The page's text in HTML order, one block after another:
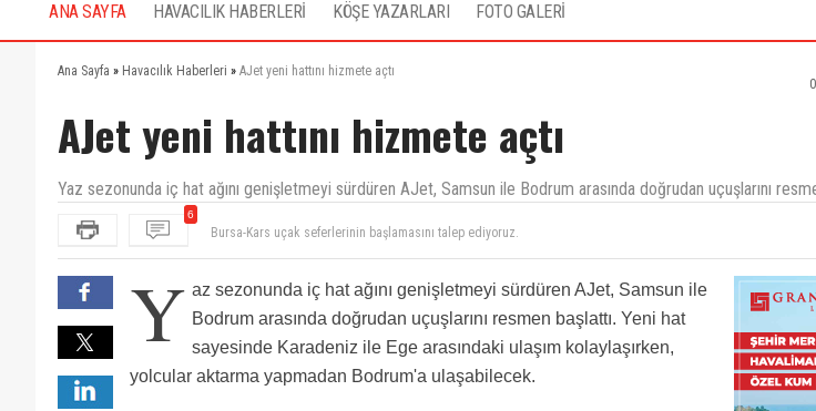
ANA SAYFA HAVACILIK HABERLERİ KÖŞE YAZARLARI FOTO GALERİ
Ana Sayfa » Havacılık Haberleri » AJet yeni hattını hizmete açtı
AJet yeni hattını hizmete açtı
Yaz sezonunda iç hat ağını genişletmeyi sürdüren AJet, Samsun ile Bodrum arasında doğrudan uçuşlarını
6
HERKESE UÇMAK YAKIṢIR UÇAK BILETLERI UCUZLASIN
Marmara'dan Doğu'ya,BURSA-KARS Uçak destinasyonlarının uçuş planlarına eklenmesini bekliyoruz.
Y az sezonunda iç hat ağını genişletmeyi sürdüren AJet, Samsun ile
Bodrum arasında doğrudan uçuşlarını resmen başlattı. Yeni hat
sayesinde Karadeniz ile Ege arasındaki ulaşım kolaylaşırken,
yolcular aktarma yapmadan Bodrum'a ulaşabilecek.